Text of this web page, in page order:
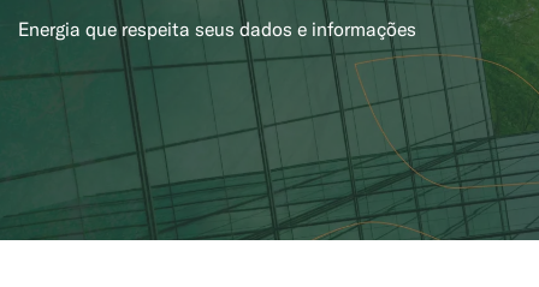
MEDIÇÃO INDIVIDUALIZADA
Energia que respeita seus dados e informações